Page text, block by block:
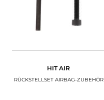
HIT AIR
RÜCKSTELLSET AIRBAG-ZUBEHÖR